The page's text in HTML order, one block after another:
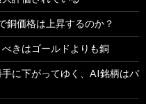
銅価格は上昇するのか？
きはゴールドよりも銅
に下がってゆく、AI銘柄はバ